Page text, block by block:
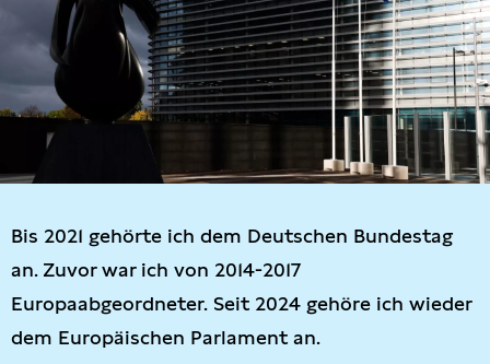
Bis 2021 gehörte ich dem Deutschen Bundestag
an. Zuvor war ich von 2014-2017
Europaabgeordneter. Seit 2024 gehöre ich wieder
dem Europäischen Parlament an.